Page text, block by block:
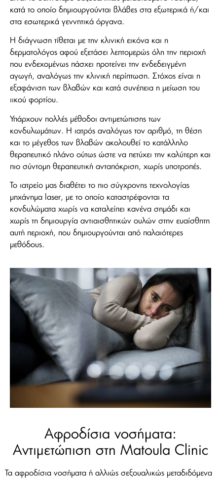
κατά το οποίο δημιουργούνται βλάβες στα εξωτερικά ή/και
στα εσωτερικά γεννητικά όργανα.
Η διάγνωση τίθεται με την κλινική εικόνα και η
δερματολόγος αφού εξετάσει λεπτομερώς όλη την περιοχή
που ενδεχομένως πάσχει προτείνει την ενδεδειγμένη
αγωγή, αναλόγως την κλινική περίπτωση. Στόχος είναι η
εξαφάνιση των βλαβών και κατά συνέπεια η μείωση του
ιικού φορτίου.
Υπάρχουν πολλές μέθοδοι αντιμετώπισης των
κονδυλωμάτων. Η ιατρός αναλόγως τον αριθμό, τη θέση
και το μέγεθος των βλαβών ακολουθεί το κατάλληλο
θεραπευτικό πλάνο ούτως ώστε να πετύχει την καλύτερη και
πιο σύντομη θεραπευτική ανταπόκριση, χωρίς υποτροπές.
Το ιατρείο μας διαθέτει το πιο σύγχρονης τεχνολογίας
μηχάνημα laser, με το οποίο καταστρέφονται τα
κονδυλώματα χωρίς να καταλείπει κανένα σημάδι και
χωρίς τη δημιουργία αντιαισθητικών ουλών στην ευαίσθητη
αυτή περιοχή, που δημιουργούνται από παλαιότερες
μεθόδους.
Αφροδίσια νοσήματα:
Αντιμετώπιση στη Matoula Clinic
Τα αφροδίσια νοσήματα ή αλλιώς σεξουαλικώς μεταδιδόμενα